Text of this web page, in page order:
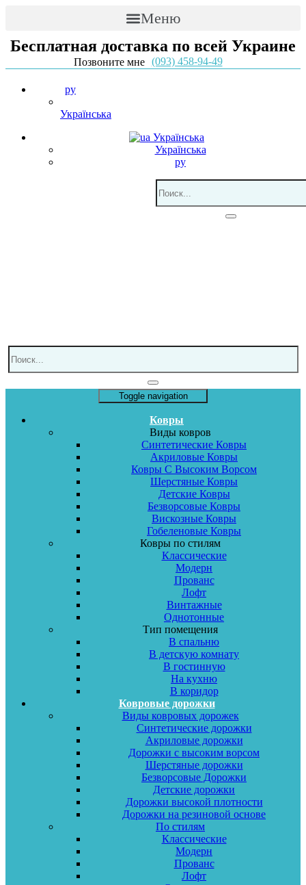
Меню
Бесплатная доставка по всей Украине
Позвоните мне (093) 458-94-49
ру
Українська
Українська
Українська
ру
Toggle navigation
Ковры
Виды ковров
Синтетические Ковры
Акриловые Ковры
Ковры С Высоким Ворсом
Шерстяные Ковры
Детские Ковры
Безворсовые Ковры
Вискозные Ковры
Гобеленовые Ковры
Ковры по стилям
Классические
Модерн
Прованс
Лофт
Винтажные
Однотонные
Тип помещения
В спальню
В детскую комнату
В гостинную
На кухню
В коридор
Ковровые дорожки
Виды ковровых дорожек
Синтетические дорожки
Акриловые дорожки
Дорожки с высоким ворсом
Шерстяные дорожки
Безворсовые Дорожки
Детские дорожки
Дорожки высокой плотности
Дорожки на резиновой основе
По стилям
Классические
Модерн
Прованс
Лофт